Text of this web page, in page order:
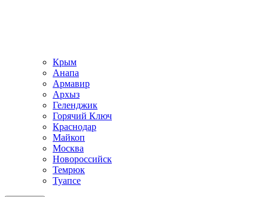
Крым
Анапа
Армавир
Архыз
Геленджик
Горячий Ключ
Краснодар
Майкоп
Москва
Новороссийск
Темрюк
Туапсе